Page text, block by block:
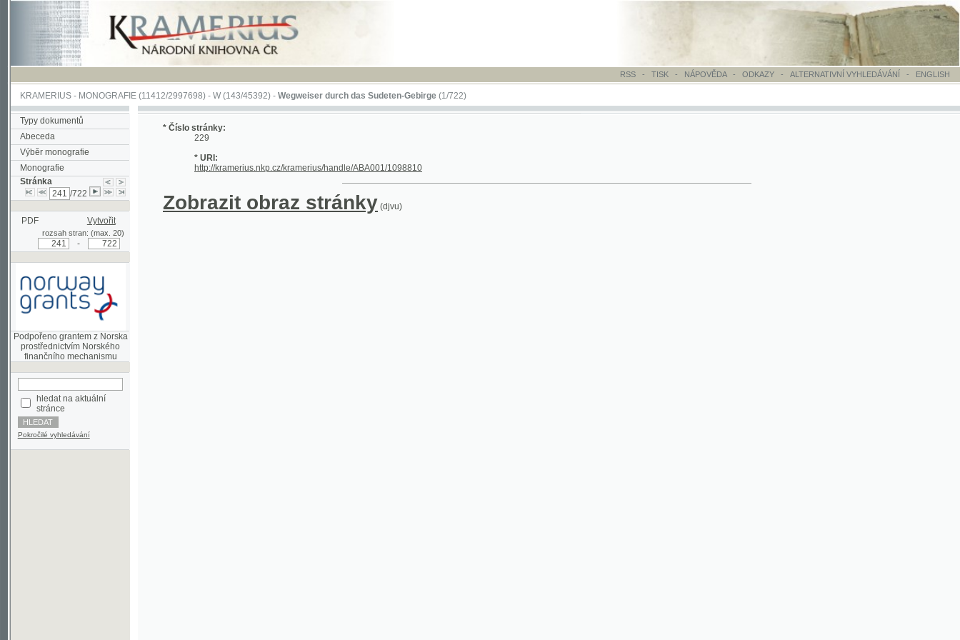
RSS - TISK-NÁPOVĚDA - ODKAZY - ALTERNATIVNÍ VYHLEDÁVÁNÍ- ENGLISH
KRAMERIUS-MONOGRAFIE(11412/2997698) -W (143/45392)-Wegweiser durch das Sudeten-Gebirge(1/722)
Typy dokumentů
Abeceda
Výběr monografie
Monografie
Stránka
/722
PDF Vytvořit
rozsah stran: (max. 20)
Podpořeno grantem z Norska
prostřednictvím Norského
hledat na aktuální
stránce
Pokročilé vyhledávání
* Číslo stránky:
229
* URI:
http://kramerius.nkp.cz/kramerius/handle/ABA001/1098810
Zobrazit obraz stránky